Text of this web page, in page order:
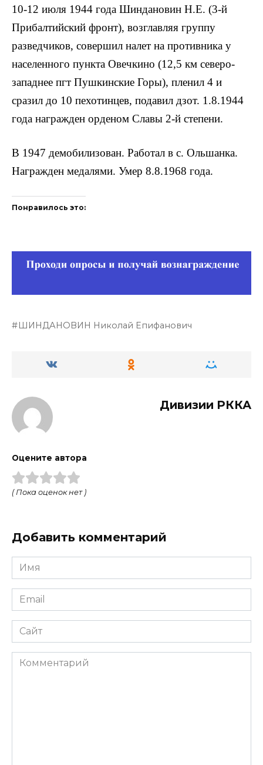
10-12 июля 1944 года Шиндановин Н.Е. (3-й
Прибалтийский фронт), возглавляя группу
разведчиков, совершил налет на противника у
населенного пункта Овечкино (12,5 км северо-
западнее пгт Пушкинские Горы), пленил 4 и
сразил до 10 пехотинцев, подавил дзот. 1.8.1944
года награжден орденом Славы 2-й степени.
В 1947 демобилизован. Работал в с. Ольшанка.
Награжден медалями. Умер 8.8.1968 года.
Понравилось это:
ШИНДАНОВИН Николай Епифанович
Дивизии РККА
Оцените автора
( Пока оценок нет )
Добавить комментарий
Имя
Email
Сайт
Комментарий